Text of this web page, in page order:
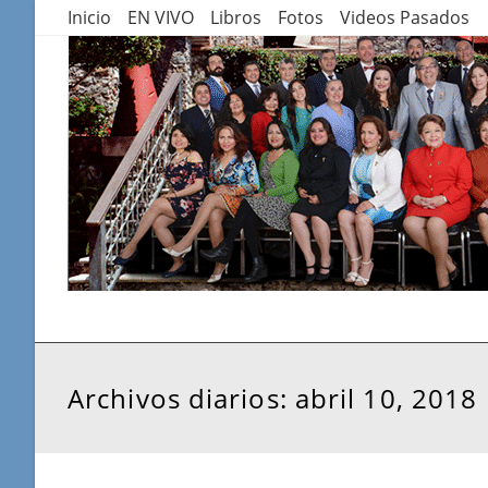
contenido
Inicio EN VIVO Libros Fotos Videos Pasados
Archivos diarios: abril 10, 2018